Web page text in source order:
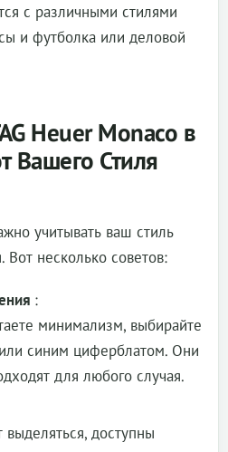
с различными стилями
и футболка или деловой
Heuer Monaco в
Вашего Стиля
учитывать ваш стиль
несколько советов:
:
минимализм, выбирайте
синим циферблатом. Они
для любого случая.
доступны